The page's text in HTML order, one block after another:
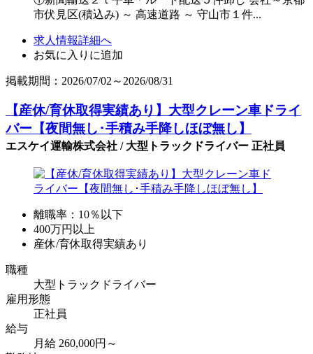
市伏見区(積込み) ～ 高速道路 ～ 守山市１件...
求人情報詳細へ
お気に入りに追加
掲載期間：2026/07/02～2026/08/31
【産休/育休取得実績あり】大型クレーン車ドライ
バー【夜間無し･手積み手降しほぼ無し】
エスケイ運輸株式会社 / 大型トラックドライバー 正社員
離職率：10％以下
400万円以上
産休/育休取得実績あり
職種
大型トラックドライバー
雇用形態
正社員
給与
月給 260,000円～